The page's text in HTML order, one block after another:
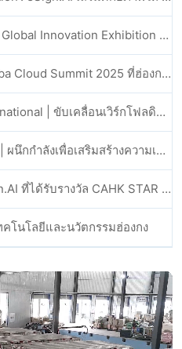
eSign.AI เปิดตัวในงาน GIS Global Innovation Exhibition 2025
eSign.AI เข้าร่วมงาน Alibaba Cloud Summit 2025 ที่ฮ่องกง เพื่อขับเคลื่อนนวัตกรรมคลาวด์ที่ขับเคลื่อนด้วย AI และความเชื่อมั่นทางดิจิทัล
eSign.AI × Antelope International | ขับเคลื่อนเวิร์กโฟลดิจิทัลที่ปลอดภัยและขับเคลื่อนด้วย AI
eSign.AI × Alibaba Cloud | ผนึกกำลังเพื่อเสริมสร้างความเชื่อมั่นดิจิทัลระดับโลกสำหรับฟินเทค
ขอแสดงความยินดีกับ eSign.AI ที่ได้รับรางวัล CAHK STAR Award 2025
โนโลยีและนวัตกรรมฮ่องกง